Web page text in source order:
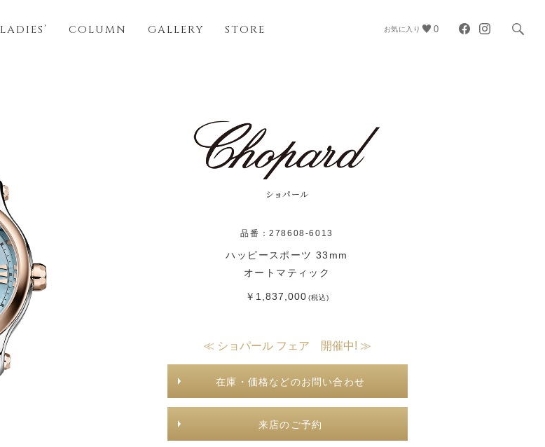
LADIES’ COLUMN GALLERY STORE お気に入り 0
ショパール
品番：278608-6013
ハッピースポーツ 33mm
オートマティック
￥1,837,000(税込)
≪ ショパール フェア 開催中! ≫
在庫・価格などのお問い合わせ
来店のご予約